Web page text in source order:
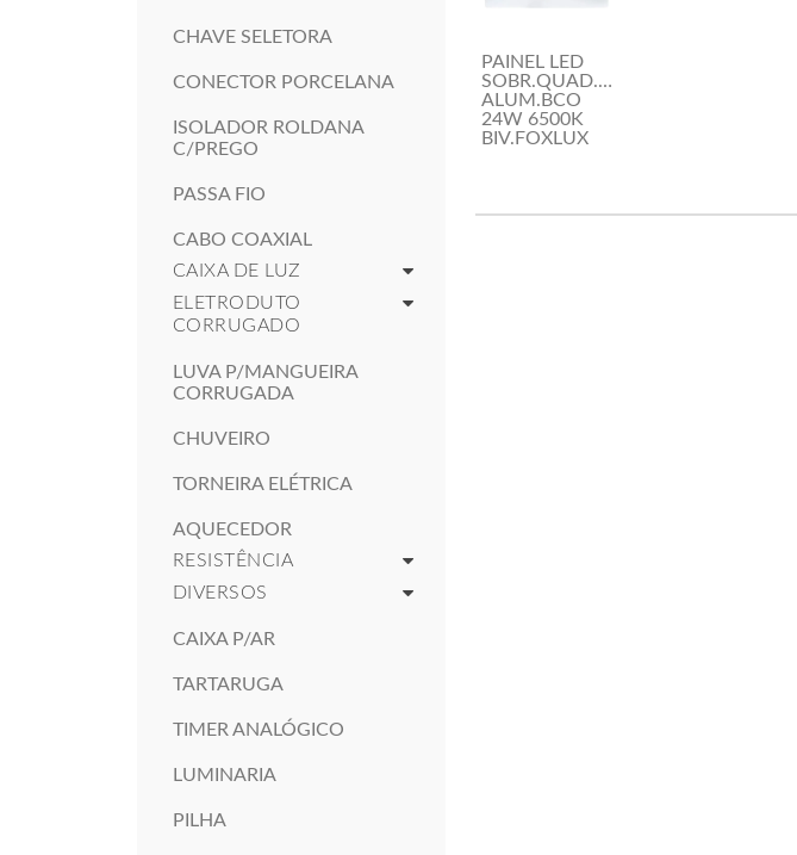
CHAVE SELETORA
CONECTOR PORCELANA
ISOLADOR ROLDANA
C/PREGO
PASSA FIO
CABO COAXIAL
CAIXA DE LUZ
ELETRODUTO
CORRUGADO
LUVA P/MANGUEIRA
CORRUGADA
CHUVEIRO
TORNEIRA ELÉTRICA
AQUECEDOR
RESISTÊNCIA
DIVERSOS
CAIXA P/AR
TARTARUGA
TIMER ANALÓGICO
LUMINARIA
PILHA
PAINEL LED
SOBR.QUAD.30CM
ALUM.BCO
24W 6500K
BIV.FOXLUX